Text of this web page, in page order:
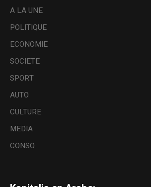
A LA UNE
POLITIQUE
ECONOMIE
SOCIETE
SPORT
AUTO
CULTURE
MEDIA
CONSO